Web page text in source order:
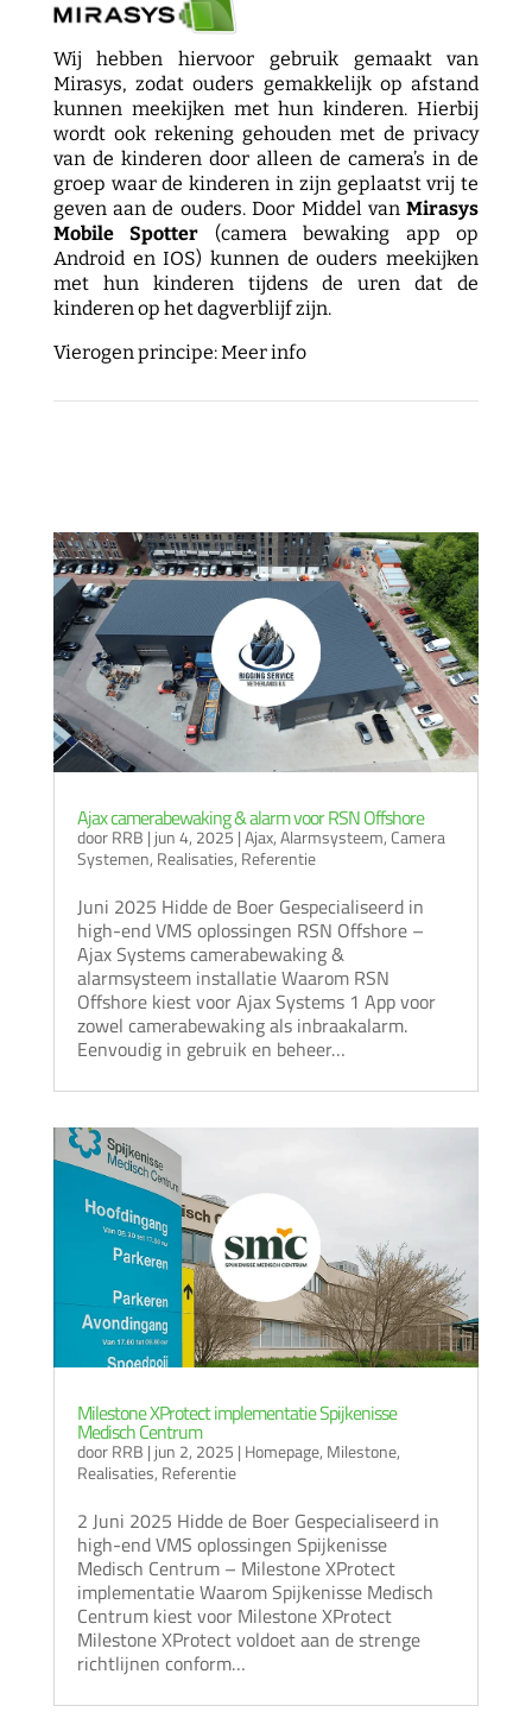
Wij hebben hiervoor gebruik gemaakt van
Mirasys, zodat ouders gemakkelijk op afstand
kunnen meekijken met hun kinderen. Hierbij
wordt ook rekening gehouden met de privacy
van de kinderen door alleen de camera’s in de
groep waar de kinderen in zijn geplaatst vrij te
geven aan de ouders. Door Middel vanMirasys
Mobile Spotter (camera bewaking app op
Android en IOS) kunnen de ouders meekijken
met hun kinderen tijdens de uren dat de
kinderen op het dagverblijf zijn.
Vierogen principe:Meer info
Ajax camerabewaking & alarm voor RSN Offshore
doorRRB | jun 4, 2025 |Ajax,Alarmsysteem,Camera
Systemen, Realisaties, Referentie
Juni 2025 Hidde de Boer Gespecialiseerd in
high-end VMS oplossingen RSN Offshore –
Ajax Systems camerabewaking &
alarmsysteem installatie Waarom RSN
Offshore kiest voor Ajax Systems 1 App voor
zowel camerabewaking als inbraakalarm.
Eenvoudig in gebruik en beheer…
Milestone XProtect implementatie Spijkenisse
Medisch Centrum
doorRRB | jun 2, 2025 | Homepage, Milestone,
Realisaties, Referentie
2 Juni 2025 Hidde de Boer Gespecialiseerd in
high-end VMS oplossingen Spijkenisse
Medisch Centrum – Milestone XProtect
implementatie Waarom Spijkenisse Medisch
Centrum kiest voor Milestone XProtect
Milestone XProtect voldoet aan de strenge
richtlijnen conform…